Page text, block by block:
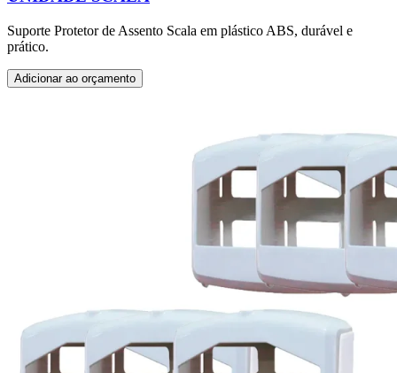
Suporte Protetor de Assento Scala em plástico ABS, durável e
prático.
Adicionar ao orçamento